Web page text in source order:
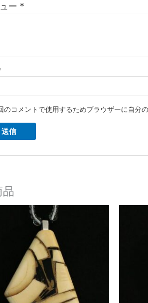
ー *
のコメントで使用するためブラウザーに自分
品